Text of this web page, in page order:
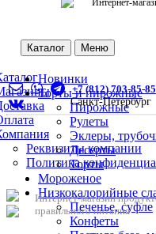
Интернет-
Каталог Меню
Реквизиты компании
Политика
Новинки
Торты и пирожные
Пирожные
Рулеты
Эклеры,
Десерты
Торты
Мороженое
Низкокалорийные
Печенье, суфле
Конфеты
+7 (812) 703-85-85
Санкт-Петербург
Интернет-магазин
правильного питания